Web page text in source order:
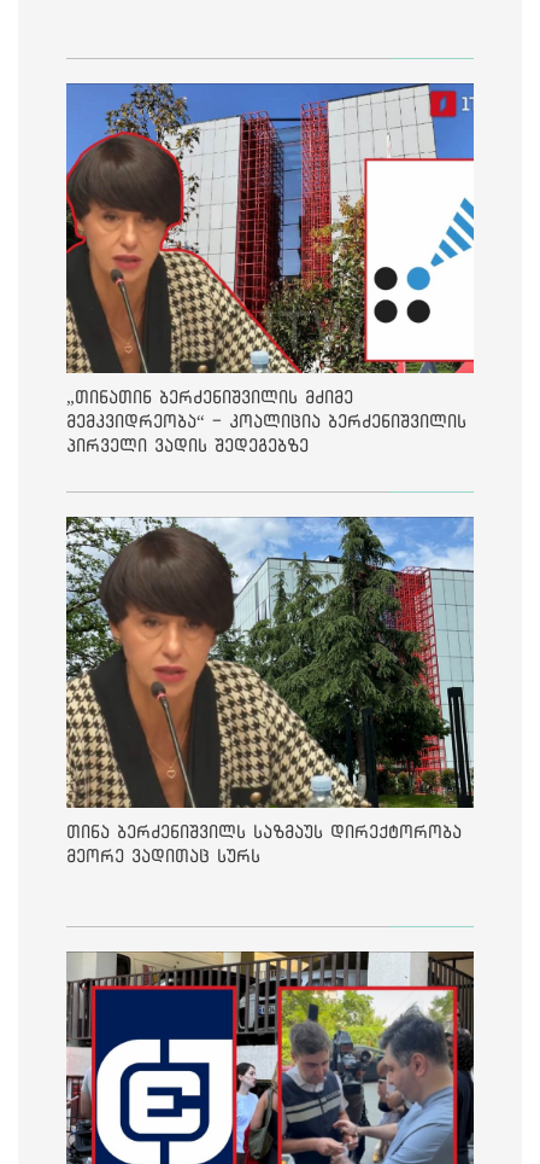
„თინათინ ბერძენიშვილის მძიმე
მემკვიდრეობა“ - კოალიცია ბერძენიშვილის
პირველი ვადის შედეგებზე
თინა ბერძენიშვილს საზმაუს დირექტორობა
მეორე ვადითაც სურს